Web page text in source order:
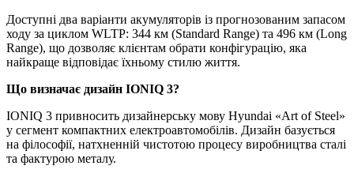
Доступні два варіанти акумуляторів із прогнозованим запасом
ходу за циклом WLTP: 344 км (Standard Range) та 496 км (Long
Range), що дозволяє клієнтам обрати конфігурацію, яка
найкраще відповідає їхньому стилю життя.
Що визначає дизайн IONIQ 3?
IONIQ 3 привносить дизайнерську мову Hyundai «Art of Steel»
у сегмент компактних електроавтомобілів. Дизайн базується
на філософії, натхненній чистотою процесу виробництва сталі
та фактурою металу.